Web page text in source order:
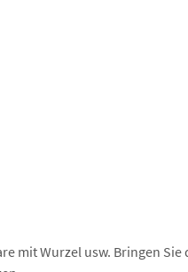
mit Wurzel usw. Bringen Sie